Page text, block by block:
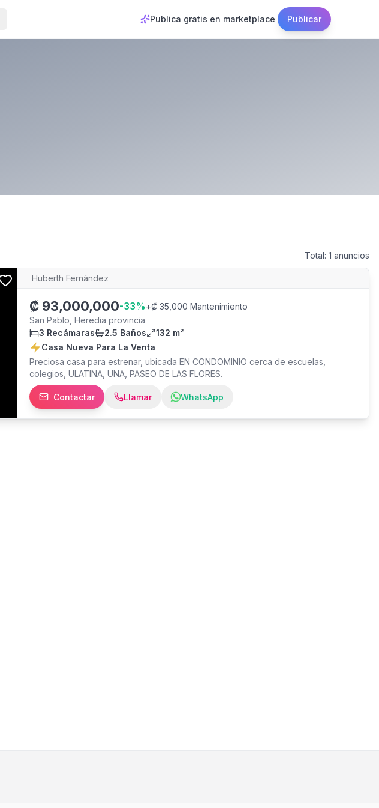
Publica gratis en marketplace Publicar
Total: 1 anuncios
Huberth Fernández
₡ 93,000,000-33%+₡ 35,000 Mantenimiento
San Pablo, Heredia provincia
3 Recámaras
2.5 Baños
132 m²
Casa Nueva Para La Venta
Preciosa casa para estrenar, ubicada EN CONDOMINIO cerca de escuelas,
colegios, ULATINA, UNA, PASEO DE LAS FLORES.
Contactar Llamar WhatsApp